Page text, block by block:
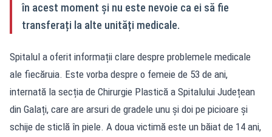
în acest moment și nu este nevoie ca ei să fie
transferați la alte unități medicale.
Spitalul a oferit informații clare despre problemele medicale
ale fiecăruia. Este vorba despre o femeie de 53 de ani,
internată la secția de Chirurgie Plastică a Spitalului Județean
din Galați, care are arsuri de gradele unu și doi pe picioare și
schije de sticlă în piele. A doua victimă este un băiat de 14 ani,